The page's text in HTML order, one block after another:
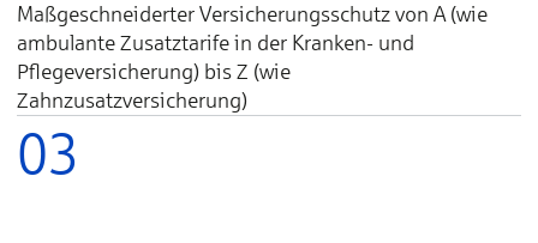
Maßgeschneiderter Versicherungsschutz von A (wie
ambulante Zusatztarife in der Kranken- und
Pflegeversicherung) bis Z (wie
Zahnzusatzversicherung)
03